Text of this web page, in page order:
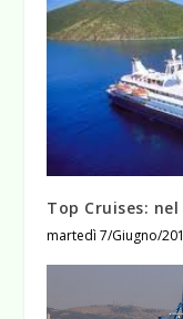
Top Cruises:
martedì 7/Giugno/